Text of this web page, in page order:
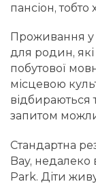
пансіон,
Проживання у
для родин,
побутової
місцевою
відбираються
запитом
Стандартна
Bay, недалеко
Park. Діти